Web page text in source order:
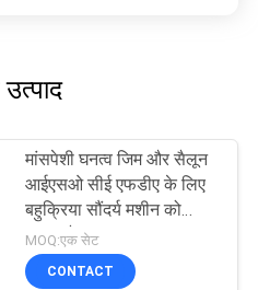
उत्पाद
मांसपेशी घनत्व जिम और सैलून
आईएसओ सीई एफडीए के लिए
बहुक्रिया सौंदर्य मशीन को
बढ़ाता है
MOQ:एक सेट
CONTACT